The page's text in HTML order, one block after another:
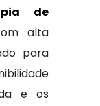
pia de
alta
para
e os